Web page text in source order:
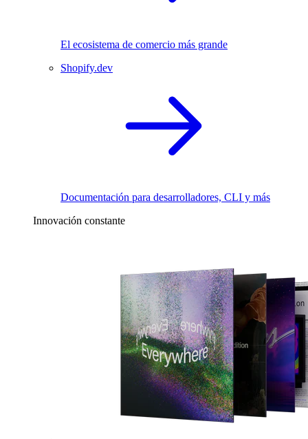
El ecosistema de comercio más grande
Shopify.dev
Documentación para desarrolladores, CLI y más
Innovación constante